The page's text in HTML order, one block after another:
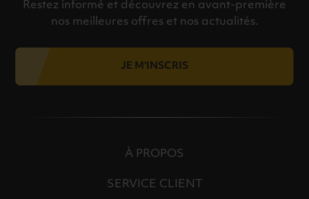
Restez informé et découvrez en avant-première
nos meilleures offres et nos actualités.
JE M'INSCRIS
À PROPOS
SERVICE CLIENT